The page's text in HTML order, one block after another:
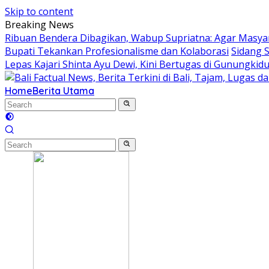
Skip to content
Breaking News
Ribuan Bendera Dibagikan, Wabup Supriatna: Agar
Bupati Tekankan Profesionalisme dan Kolaborasi Sidang
Lepas Kajari Shinta Ayu Dewi, Kini Bertugas di
HomeBerita Utama